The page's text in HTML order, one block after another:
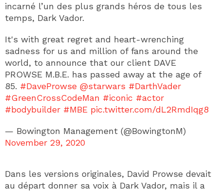
incarné l’un des plus grands héros de tous les
temps, Dark Vador.
It's with great regret and heart-wrenching
sadness for us and million of fans around the
world, to announce that our client DAVE
PROWSE M.B.E. has passed away at the age of
85. #DaveProwse @starwars #DarthVader
#GreenCrossCodeMan #iconic #actor
#bodybuilder #MBE pic.twitter.com/dL2RmdIqg8
— Bowington Management (@BowingtonM)
November 29, 2020
Dans les versions originales, David Prowse devait
au départ donner sa voix à Dark Vador, mais il a